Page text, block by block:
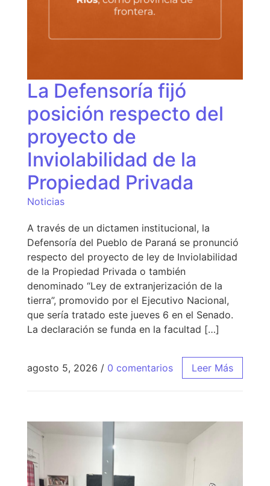
La Defensoría fijó
posición respecto del
proyecto de
Inviolabilidad de la
Propiedad Privada
Noticias
A través de un dictamen institucional, la
Defensoría del Pueblo de Paraná se pronunció
respecto del proyecto de ley de Inviolabilidad
de la Propiedad Privada o también
denominado “Ley de extranjerización de la
tierra”, promovido por el Ejecutivo Nacional,
que sería tratado este jueves 6 en el Senado.
La declaración se funda en la facultad […]
agosto 5, 2026 / 0 comentarios Leer Más